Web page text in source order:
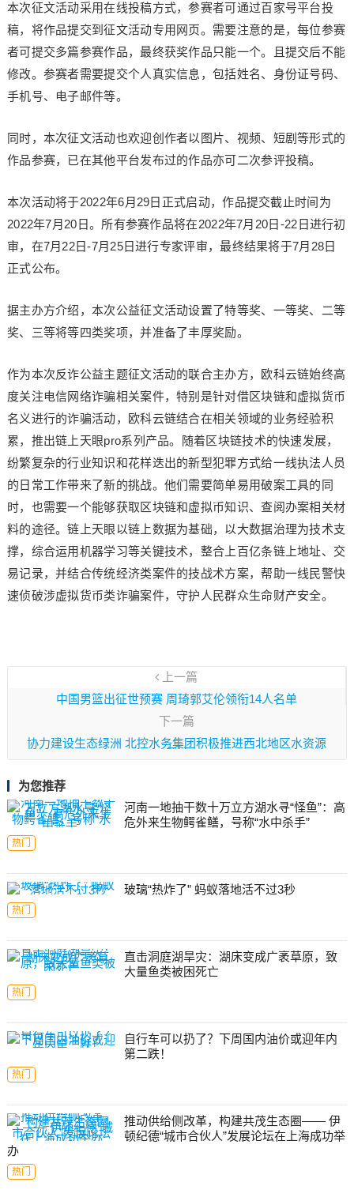
本次征文活动采用在线投稿方式，参赛者可通过百家号平台投
稿，将作品提交到征文活动专用网页。需要注意的是，每位参赛
者可提交多篇参赛作品，最终获奖作品只能一个。且提交后不能
修改。参赛者需要提交个人真实信息，包括姓名、身份证号码、
手机号、电子邮件等。
同时，本次征文活动也欢迎创作者以图片、视频、短剧等形式的
作品参赛，已在其他平台发布过的作品亦可二次参评投稿。
本次活动将于2022年6月29日正式启动，作品提交截止时间为
2022年7月20日。所有参赛作品将在2022年7月20日-22日进行初
审，在7月22日-7月25日进行专家评审，最终结果将于7月28日
正式公布。
据主办方介绍，本次公益征文活动设置了特等奖、一等奖、二等
奖、三等将等四类奖项，并准备了丰厚奖励。
作为本次反诈公益主题征文活动的联合主办方，欧科云链始终高
度关注电信网络诈骗相关案件，特别是针对借区块链和虚拟货币
名义进行的诈骗活动，欧科云链结合在相关领域的业务经验积
累，推出链上天眼pro系列产品。随着区块链技术的快速发展，
纷繁复杂的行业知识和花样迭出的新型犯罪方式给一线执法人员
的日常工作带来了新的挑战。他们需要简单易用破案工具的同
时，也需要一个能够获取区块链和虚拟币知识、查阅办案相关材
料的途径。链上天眼以链上数据为基础，以大数据治理为技术支
撑，综合运用机器学习等关键技术，整合上百亿条链上地址、交
易记录，并结合传统经济类案件的技战术方案，帮助一线民警快
速侦破涉虚拟货币类诈骗案件，守护人民群众生命财产安全。
上一篇
中国男篮出征世预赛 周琦郭艾伦领衔14人名单
下一篇
协力建设生态绿洲 北控水务集团积极推进西北地区水资源
保护
为您推荐
河南一地抽干数十万立方湖水寻“怪鱼”：高
危外来生物鳄雀鳝，号称“水中杀手”
热门
玻璃“热炸了” 蚂蚁落地活不过3秒
热门
直击洞庭湖旱灾：湖床变成广袤草原，致
大量鱼类被困死亡
热门
自行车可以扔了？下周国内油价或迎年内
第二跌！
热门
推动供给侧改革，构建共茂生态圈—— 伊
顿纪德“城市合伙人”发展论坛在上海成功举
办
热门